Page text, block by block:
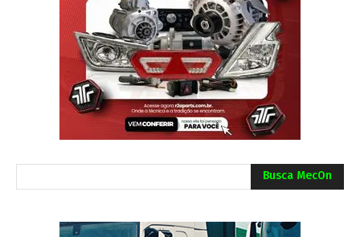
Busca MecOn